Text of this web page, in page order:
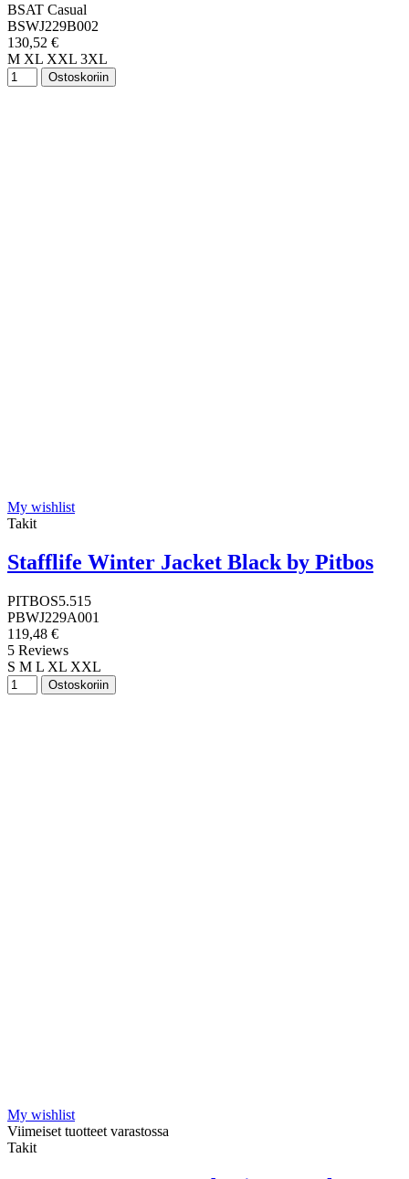
BSAT Casual
BSWJ229B002
130,52 €
M XL XXL 3XL
Ostoskoriin
My wishlist
Takit
Stafflife Winter Jacket Black by Pitbos
PITBOS5.515
PBWJ229A001
119,48 €
5 Reviews
S M L XL XXL
Ostoskoriin
My wishlist
Viimeiset tuotteet varastossa
Takit